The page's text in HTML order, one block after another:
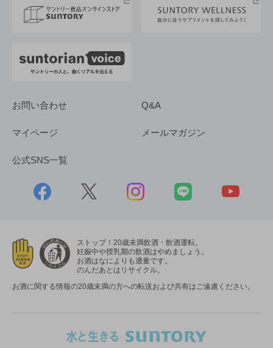
採用情報
お問い合わせ Q&A
マイページ メールマガジン
公式SNS一覧
ストップ！20歳未満飲酒・飲酒運転。
妊娠中や授乳期の飲酒はやめましょう。
お酒はなによりも適量です。
のんだあとはリサイクル。
お酒に関する情報の20歳未満の方への転送および共有はご遠慮ください。